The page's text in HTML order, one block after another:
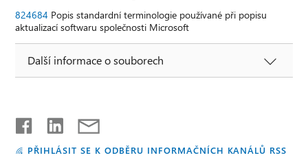
824684 Popis standardní terminologie používané při popisu
aktualizací softwaru společnosti Microsoft
Další informace o souborech
PŘIHLÁSIT SE K ODBĚRU INFORMAČNÍCH KANÁLŮ RSS